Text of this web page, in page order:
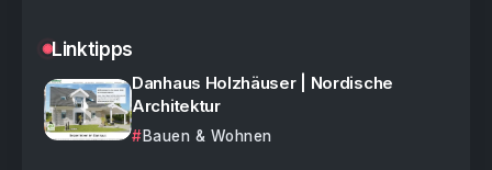
Linktipps
Danhaus Holzhäuser | Nordische
Architektur
Bauen & Wohnen